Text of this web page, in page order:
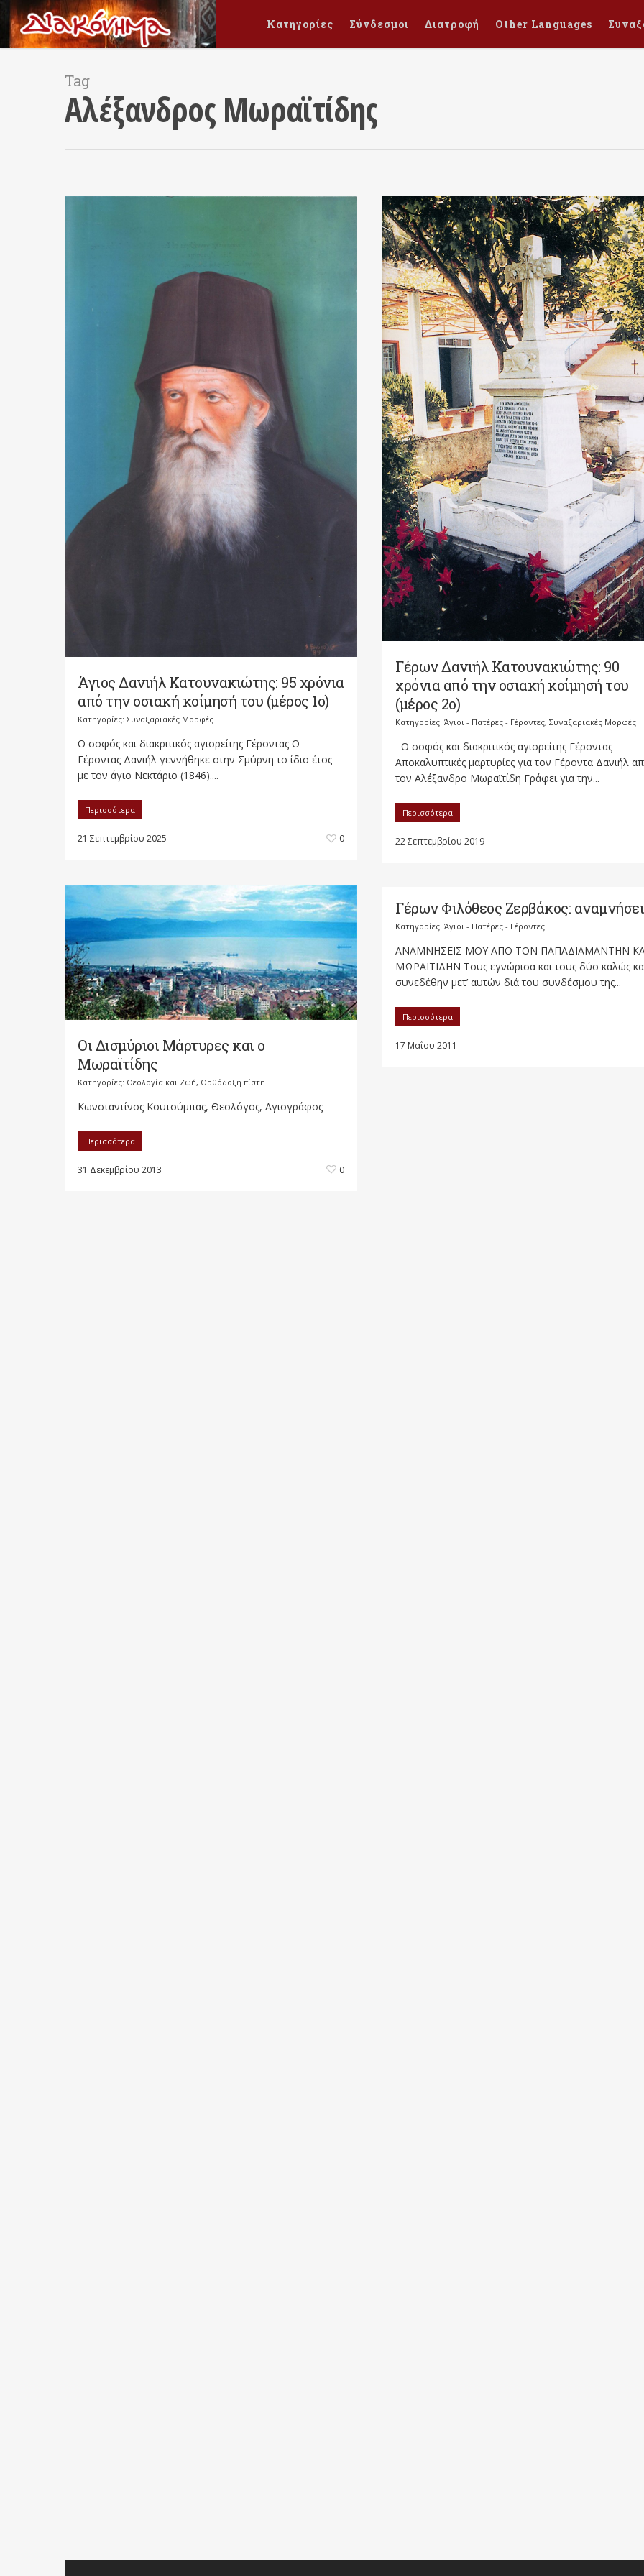
Κατηγορίες Σύνδεσμοι Διατροφή Other Languages
Tag
Αλέξανδρος Μωραϊτίδης
Άγιος Δανιήλ Κατουνακιώτης: 95 χρόνια
από την οσιακή κοίμησή του (μέρος 1ο)
Κατηγορίες: Συναξαριακές Μορφές
Ο σοφός και διακριτικός αγιορείτης Γέροντας Ο
Γέροντας Δανιήλ γεννήθηκε στην Σμύρνη το ίδιο έτος
με τον άγιο Νεκτάριο (1846)....
Περισσότερα
21 Σεπτεμβρίου 2025 0
Γέρων Δανιήλ Κατουνακιώτης: 90
χρόνια από την οσιακή κοίμησή του
(μέρος 2ο)
Κατηγορίες: Άγιοι - Πατέρες - Γέροντες, Συναξαριακές Μορφές
Ο σοφός και διακριτικός αγιορείτης Γέροντας
Αποκαλυπτικές μαρτυρίες για τον Γέροντα Δανιήλ
τον Αλέξανδρο Μωραϊτίδη Γράφει για την...
Περισσότερα
22 Σεπτεμβρίου 2019
Οι Δισμύριοι Μάρτυρες και ο
Μωραϊτίδης
Κατηγορίες: Θεολογία και Ζωή, Ορθόδοξη πίστη
Κωνσταντίνος Κουτούμπας, Θεολόγος, Αγιογράφος
Περισσότερα
31 Δεκεμβρίου 2013 0
Γέρων Φιλόθεος Ζερβάκος:
Κατηγορίες: Άγιοι - Πατέρες - Γέροντες
ΑΝΑΜΝΗΣΕΙΣ ΜΟΥ ΑΠΟ ΤΟΝ ΠΑΠΑΔΙΑΜΑΝΤΗΝ
ΜΩΡΑΪΤΙΔΗΝ Τους εγνώρισα και τους δύο καλώς
συνεδέθην μετ’ αυτών διά του συνδέσμου της...
Περισσότερα
17 Μαΐου 2011